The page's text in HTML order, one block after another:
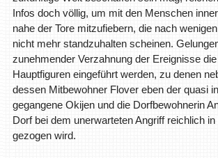
Infos doch völlig, um mit den Menschen
nahe der Tore mitzufiebern, die nach
nicht mehr standzuhalten scheinen.
zunehmender Verzahnung der Ereignisse
Hauptfiguren eingeführt werden, zu denen
dessen Mitbewohner Flover eben der quasi
gegangene Okijen und die Dorfbewohnerin
Dorf bei dem unerwarteten Angriff reichlich
gezogen wird.